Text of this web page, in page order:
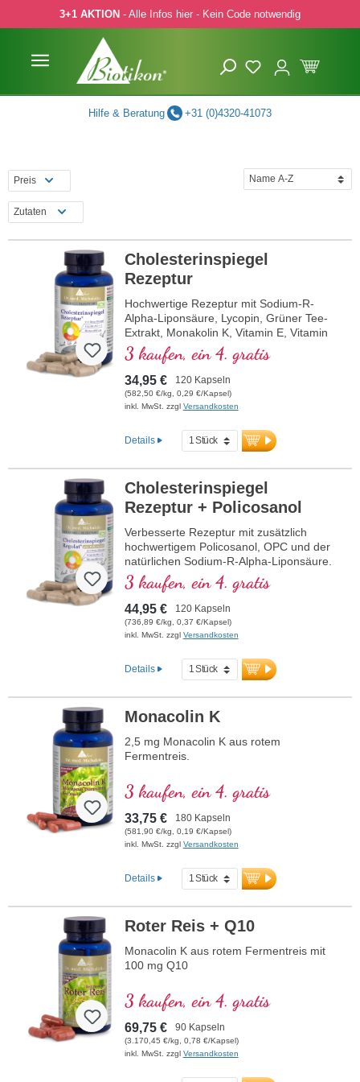
Hauptinhalt springen
Zur Suche springen
Zur Hauptnavigation springen
3+1 AKTION - Alle Infos hier - Kein Code notwendig
Hilfe & Beratung +31 (0)4320-41073
Preis
Zutaten
Cholesterinspiegel
Rezeptur
Hochwertige Rezeptur mit Sodium-R-
Alpha-Liponsäure, Lycopin, Grüner Tee-
Extrakt, Monakolin K, Vitamin E, Vitamin
B3 und Beta-Glucan.
3 kaufen, ein 4. gratis
34,95 € 120 Kapseln
(582,50 €/kg, 0,29 €/Kapsel)
inkl. MwSt. zzgl Versandkosten
Details
Cholesterinspiegel
Rezeptur + Policosanol
Verbesserte Rezeptur mit zusätzlich
hochwertigem Policosanol, OPC und der
natürlichen Sodium-R-Alpha-Liponsäure.
3 kaufen, ein 4. gratis
44,95 € 120 Kapseln
(736,89 €/kg, 0,37 €/Kapsel)
inkl. MwSt. zzgl Versandkosten
Details
Monacolin K
2,5 mg Monacolin K aus rotem
Fermentreis.
3 kaufen, ein 4. gratis
33,75 € 180 Kapseln
(581,90 €/kg, 0,19 €/Kapsel)
inkl. MwSt. zzgl Versandkosten
Details
Roter Reis + Q10
Monacolin K aus rotem Fermentreis mit
100 mg Q10
3 kaufen, ein 4. gratis
69,75 € 90 Kapseln
(3.170,45 €/kg, 0,78 €/Kapsel)
inkl. MwSt. zzgl Versandkosten